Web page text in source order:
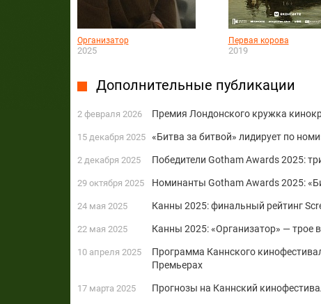
Организатор
2025
Первая корова
2019
Дополнительные публикации
2 февраля 2026 Премия Лондонского кружка
15 декабря 2025 «Битва за битвой» лидирует по
2 декабря 2025 Победители Gotham Awards 2025:
29 октября 2025 Номинанты Gotham Awards 2025:
24 мая 2025 Канны 2025: финальный рейтинг
22 мая 2025 Канны 2025: «Организатор» — трое
10 апреля 2025
Программа Каннского
Премьерах
17 марта 2025 Прогнозы на Каннский